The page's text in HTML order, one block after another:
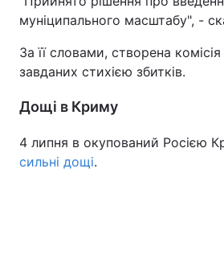
муніципального масштабу", -
За її словами, створена
завданих стихією збитків.
Дощі в Криму
4 липня в окупований Росією
сильні дощі.